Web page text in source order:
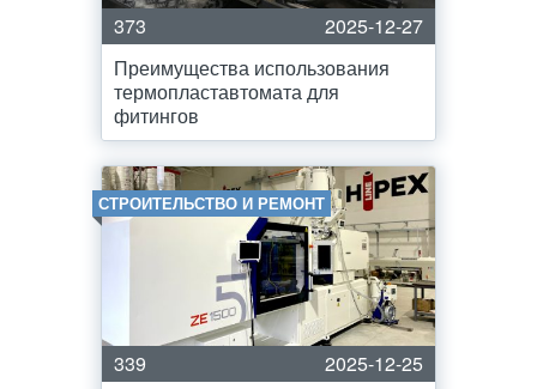
373
2025-12-27
Преимущества использования
термопластавтомата для
фитингов
СТРОИТЕЛЬСТВО И РЕМОНТ
339
2025-12-25